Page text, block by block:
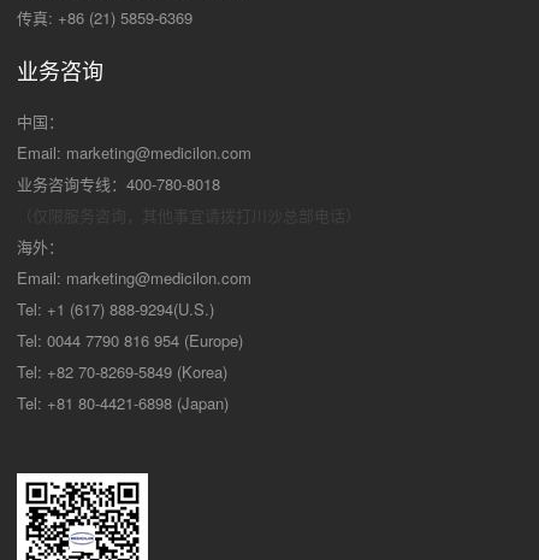
传真: +86 (21) 5859-6369
业务咨询
中国：
Email: marketing@medicilon.com
业务咨询专线：400-780-8018
海外：
Email: marketing@medicilon.com
Tel: +1 (617) 888-9294(U.S.)
Tel: 0044 7790 816 954 (Europe)
Tel: +82 70-8269-5849 (Korea)
Tel: +81 80-4421-6898 (Japan)